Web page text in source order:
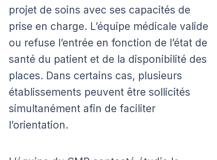
projet de soins avec ses capacités de
prise en charge. L’équipe médicale valide
ou refuse l’entrée en fonction de l’état de
santé du patient et de la disponibilité des
places. Dans certains cas, plusieurs
établissements peuvent être sollicités
simultanément afin de faciliter
l’orientation.